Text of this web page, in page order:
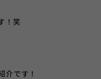
！笑
介です！